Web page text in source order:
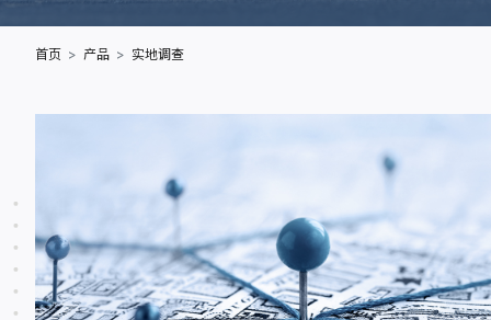
首页 产品 实地调查